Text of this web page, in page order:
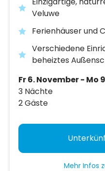
Veluwe
Ferienhäuser und
Verschiedene
beheiztes
Fr 6. November - Mo
3 Nächte
2 Gäste
Mehr Infos